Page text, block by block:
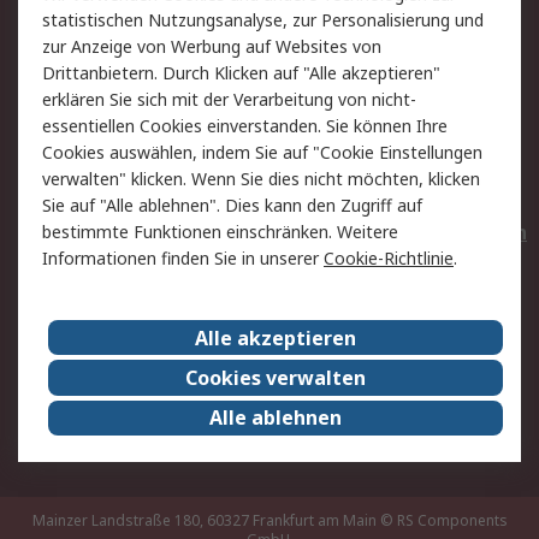
Hilfe
Privatkunden
Rechtliches
AGB
Datenschutz
Cookie-Richtlinie
Zahlungsbedingungen
Copyright/Impressum
Entsorgung
Elektrogeräte/Batterien
RS weltweit
Karriere bei RS
Nachhaltigkeit
Qualität/Umwelt/ZertifikatePresse-Center
Event-Center
Mainzer Landstraße 180, 60327 Frankfurt am Main © RS Components
statistischen Nutzungsanalyse, zur Personalisierung und
zur Anzeige von Werbung auf Websites von
Drittanbietern. Durch Klicken auf "Alle akzeptieren"
erklären Sie sich mit der Verarbeitung von nicht-
essentiellen Cookies einverstanden. Sie können Ihre
Cookies auswählen, indem Sie auf "Cookie Einstellungen
verwalten" klicken. Wenn Sie dies nicht möchten, klicken
Sie auf "Alle ablehnen". Dies kann den Zugriff auf
bestimmte Funktionen einschränken. Weitere
Informationen finden Sie in unsererCookie-Richtlinie.
Alle akzeptieren
Cookies verwalten
Alle ablehnen